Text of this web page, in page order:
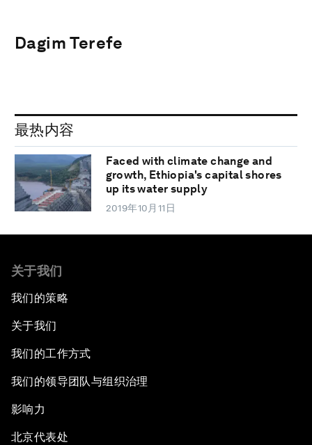
Dagim Terefe
最热内容
Faced with climate change and
growth, Ethiopia's capital shores
up its water supply
2019年10月11日
关于我们
我们的策略
关于我们
我们的工作方式
我们的领导团队与组织治理
影响力
北京代表处